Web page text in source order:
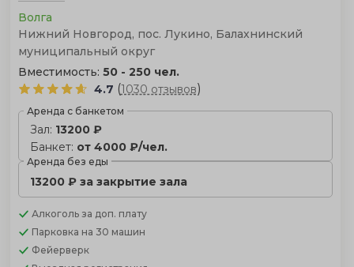
Волга
Нижний Новгород, пос. Лукино, Балахнинский
муниципальный округ
Вместимость: 50 - 250 чел.
4.7 (1030 отзывов)
Аренда с банкетом
Зал: 13200 ₽
Банкет: от 4000 ₽/чел.
Аренда без еды
13200 ₽ за закрытие зала
Алкоголь за доп. плату
Парковка на 30 машин
Фейерверк